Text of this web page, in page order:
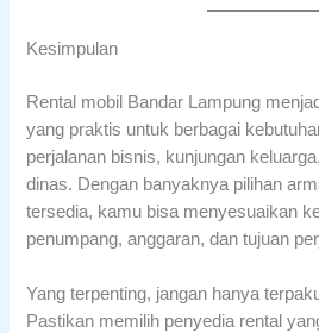
Kesimpulan
Rental mobil Bandar Lampung
yang praktis untuk berbagai
perjalanan bisnis, kunjungan
dinas. Dengan banyaknya pilihan
tersedia, kamu bisa menyesuaikan
penumpang, anggaran, dan tujuan
Yang terpenting, jangan hanya
Pastikan memilih penyedia rental